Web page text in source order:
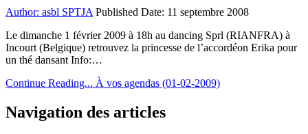
Author: asbl SPTJA Published Date: 11 septembre 2008
Le dimanche 1 février 2009 à 18h au dancing Sprl (RIANFRA) à
Incourt (Belgique) retrouvez la princesse de l’accordéon Erika pour
un thé dansant Info:…
Continue Reading... À vos agendas (01-02-2009)
Navigation des articles